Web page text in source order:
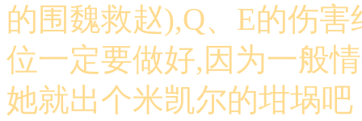
的围魏救赵),Q、E的伤
位一定要做好,因为一般
她就出个米凯尔的坩埚吧